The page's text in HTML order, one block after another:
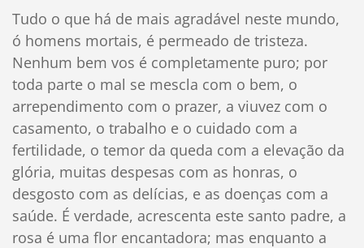
Tudo o que há de mais agradável neste mundo,
ó homens mortais, é permeado de tristeza.
Nenhum bem vos é completamente puro; por
toda parte o mal se mescla com o bem, o
arrependimento com o prazer, a viuvez com o
casamento, o trabalho e o cuidado com a
fertilidade, o temor da queda com a elevação da
glória, muitas despesas com as honras, o
desgosto com as delícias, e as doenças com a
saúde. É verdade, acrescenta este santo padre, a
rosa é uma flor encantadora; mas enquanto a